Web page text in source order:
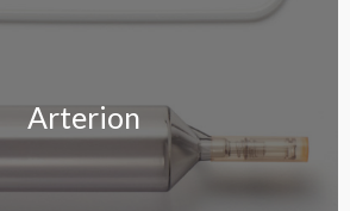
Arterion
Arterion